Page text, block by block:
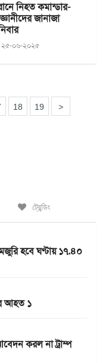
নিহত কমান্ডার-
জানাজা
২৫-০৬-২০২৫
18 19 >
ট্রেন্ডিং
হবে ঘণ্টায় ১৭.৪০
আহত ১
করল না ট্রাম্প